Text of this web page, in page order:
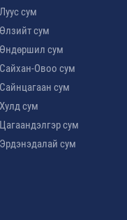
Луус сум
Өлзийт сум
Өндөршил сум
Сайхан-Овоо сум
Сайнцагаан сум
Хулд сум
Цагаандэлгэр сум
Эрдэнэдалай сум